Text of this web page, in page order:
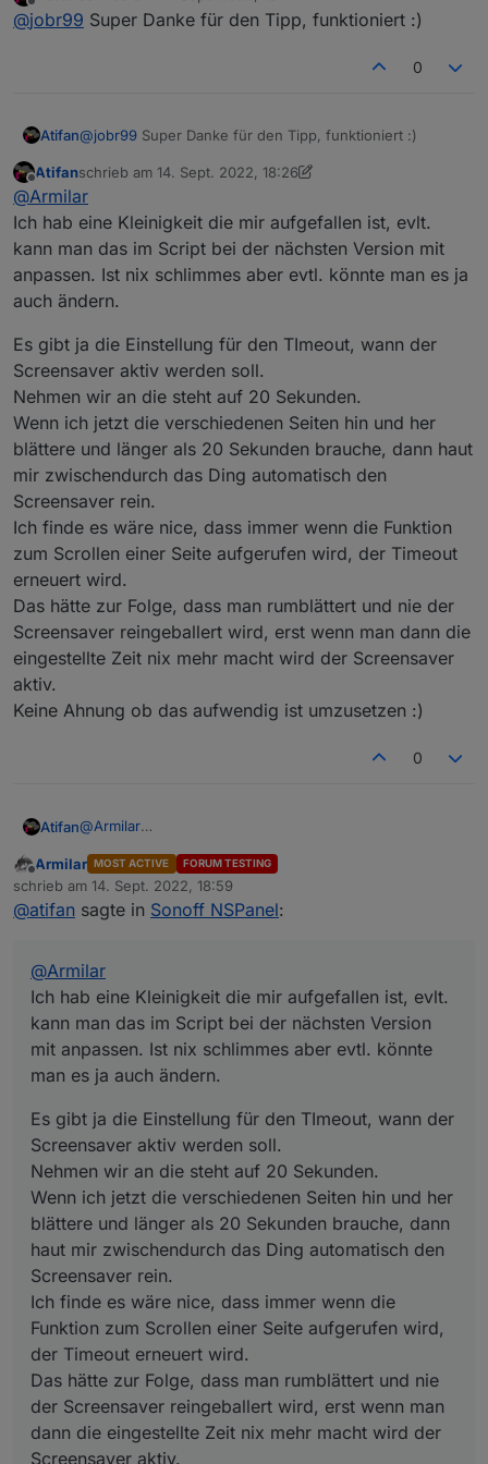
tele/%topic%/RESULT
ev"} endon on Button2#state do Publish
Offline zuletzt editiert von
@jobr99 Super Danke für den Tipp, funktioniert :)
0
Atifan@jobr99 Super Danke für den Tipp, funktioniert :)
Offline
Atifanschrieb am 14. Sept. 2022, 18:26
zuletzt editiert von Atifan
@Armilar
Ich hab eine Kleinigkeit die mir aufgefallen ist, evlt.
kann man das im Script bei der nächsten Version mit
anpassen. Ist nix schlimmes aber evtl. könnte man es ja
auch ändern.
Es gibt ja die Einstellung für den TImeout, wann der
Screensaver aktiv werden soll.
Nehmen wir an die steht auf 20 Sekunden.
Wenn ich jetzt die verschiedenen Seiten hin und her
blättere und länger als 20 Sekunden brauche, dann haut
mir zwischendurch das Ding automatisch den
Screensaver rein.
Ich finde es wäre nice, dass immer wenn die Funktion
zum Scrollen einer Seite aufgerufen wird, der Timeout
erneuert wird.
Das hätte zur Folge, dass man rumblättert und nie der
Screensaver reingeballert wird, erst wenn man dann die
eingestellte Zeit nix mehr macht wird der Screensaver
aktiv.
Keine Ahnung ob das aufwendig ist umzusetzen :)
0
Atifan@Armilar
man das im Script bei der nächsten Version mit
anpassen. Ist nix schlimmes aber evtl. könnte man es ja
auch ändern.
Es gibt ja die Einstellung für den TImeout, wann der
Screensaver aktiv werden soll.
Nehmen wir an die steht auf 20 Sekunden.
mir zwischendurch das Ding automatisch den
Screensaver rein.
Ich finde es wäre nice, dass immer wenn die Funktion
zum Scrollen einer Seite aufgerufen wird, der Timeout
erneuert wird.
Das hätte zur Folge, dass man rumblättert und nie der
eingestellte Zeit nix mehr macht wird der Screensaver
Offline
Armilar MOST ACTIVE FORUM TESTING
schrieb am 14. Sept. 2022, 18:59
zuletzt editiert von
@atifan sagte in Sonoff NSPanel:
@Armilar
Ich hab eine Kleinigkeit die mir aufgefallen ist, evlt.
kann man das im Script bei der nächsten Version
mit anpassen. Ist nix schlimmes aber evtl. könnte
man es ja auch ändern.
Es gibt ja die Einstellung für den TImeout, wann der
Screensaver aktiv werden soll.
Nehmen wir an die steht auf 20 Sekunden.
Wenn ich jetzt die verschiedenen Seiten hin und her
blättere und länger als 20 Sekunden brauche, dann
haut mir zwischendurch das Ding automatisch den
Screensaver rein.
Ich finde es wäre nice, dass immer wenn die
Funktion zum Scrollen einer Seite aufgerufen wird,
der Timeout erneuert wird.
Das hätte zur Folge, dass man rumblättert und nie
der Screensaver reingeballert wird, erst wenn man
dann die eingestellte Zeit nix mehr macht wird der
Screensaver aktiv.